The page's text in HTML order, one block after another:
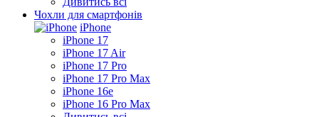
Чохли для смартфонів
iPhone
iPhone 17
iPhone 17 Air
iPhone 17 Pro
iPhone 17 Pro Max
iPhone 16e
iPhone 16 Pro Max